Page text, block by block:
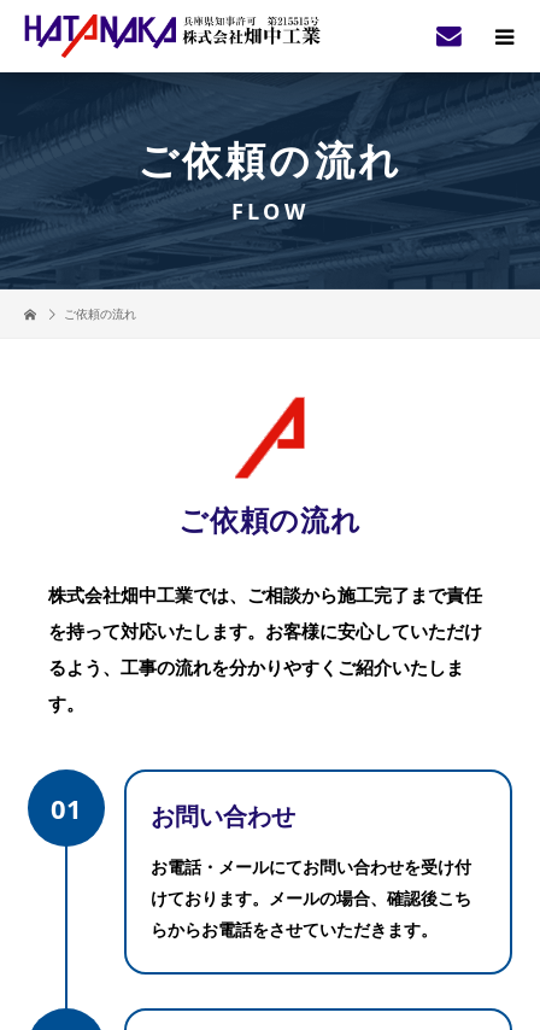
ご依頼の流れ
FLOW
ご依頼の流れ
ご依頼の流れ
株式会社畑中工業では、ご相談から施工完了まで責任
を持って対応いたします。 お客様に安心していただけ
るよう、工事の流れを分かりやすくご紹介いたしま
す。
01 お問い合わせ
お電話・メールにてお問い合わせを受け付
けております。 メールの場合、確認後こち
らからお電話をさせていただきます。